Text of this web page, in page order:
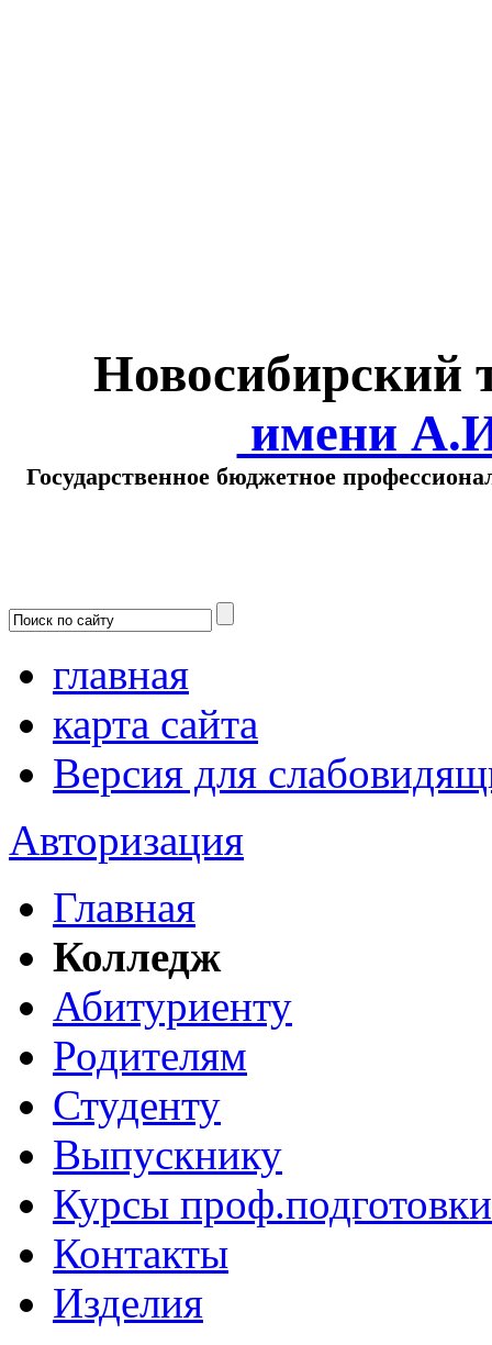
Новосибирский
имени
Государственное бюджетное
главная
карта сайта
Версия для
Авторизация
Главная
Колледж
Абитуриенту
Родителям
Студенту
Выпускнику
Курсы проф.подготовки
Контакты
Изделия